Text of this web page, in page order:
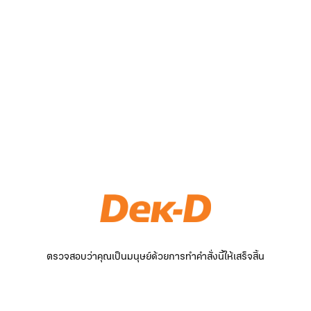
ตรวจสอบว่าคุณเป็นมนุษย์ด้วยการทำคำสั่งนี้ให้เสร็จสิ้น